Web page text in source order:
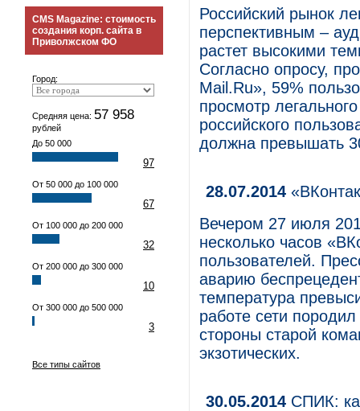
CMS Magazine: стоимость
создания корп. сайта в
Приволжском ФО
Город:
Средняя цена: 57 958
рублей
До 50 000
97
От 50 000 до 100 000
67
От 100 000 до 200 000
32
От 200 000 до 300 000
10
От 300 000 до 500 000
3
Все типы сайтов
Российский рынок
перспективным –
растет высокими
Согласно опросу,
Mail.Ru», 59%
просмотр
российского
должна превышать
28.07.2014
Вечером 27 июля
несколько часов
пользователей.
аварию
температура
работе сети
стороны старой
экзотических.
30.05.2014 СПИК: